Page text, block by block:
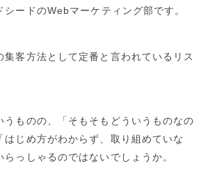
シードのWebマーケティング部です。
集客方法として定番と言われているリス
うものの、「そもそもどういうものなの
はじめ方がわからず、取り組めていな
っしゃるのではないでしょうか。